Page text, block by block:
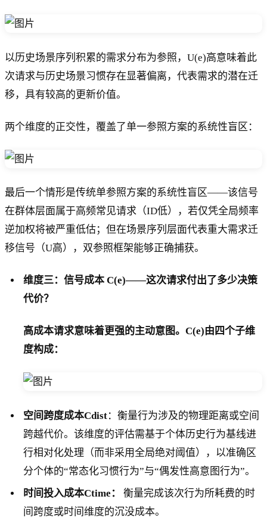
以历史场景序列积累的需求分布为参照，U(e)高意味着此
次请求与历史场景习惯存在显著偏离，代表需求的潜在迁
移，具有较高的更新价值。
两个维度的正交性，覆盖了单一参照方案的系统性盲区：
最后一个情形是传统单参照方案的系统性盲区——该信号
在群体层面属于高频常见请求（ID低），若仅凭全局频率
逆加权将被严重低估；但在场景序列层面代表重大需求迁
移信号（U高），双参照框架能够正确捕获。
维度三：信号成本 C(e)——这次请求付出了多少决策
代价？
高成本请求意味着更强的主动意图。C(e)由四个子维
度构成：
空间跨度成本Cdist：衡量行为涉及的物理距离或空间
跨越代价。该维度的评估需基于个体历史行为基线进
行相对化处理（而非采用全局绝对阈值），以准确区
分个体的“常态化习惯行为”与“偶发性高意图行为”。
时间投入成本Ctime：
衡量完成该次行为所耗费的时
间跨度或时间维度的沉没成本。